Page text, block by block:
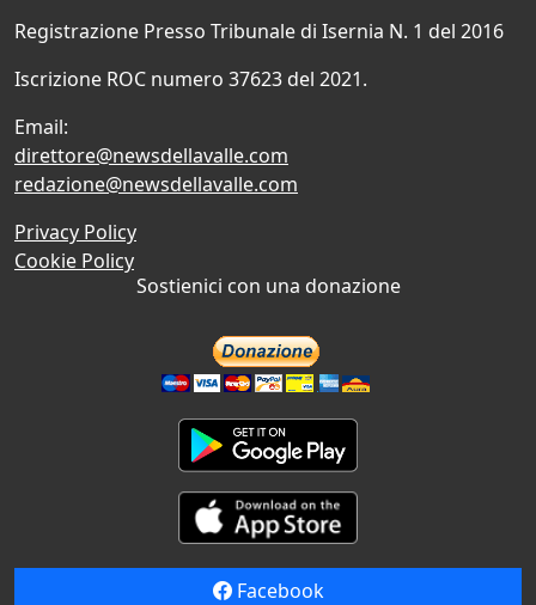
Registrazione Presso Tribunale di Isernia N. 1 del 2016
Iscrizione ROC numero 37623 del 2021.
Email:
direttore@newsdellavalle.com
redazione@newsdellavalle.com
Privacy Policy
Cookie Policy
Sostienici con una donazione
Facebook